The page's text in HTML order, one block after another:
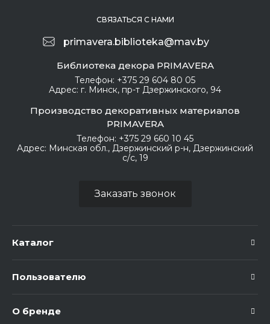
СВЯЗАТЬСЯ С НАМИ
primavera.biblioteka@mav.by
Библиотека декора PRIMAVERA
Телефон: +375 29 604 80 05
Адрес: г. Минск, пр-т Дзержинского, 94
Производство декоративных материалов
PRIMAVERA
Телефон: +375 29 660 10 45
Адрес: Минская обл., Дзержинский р-н, Дзержинский
с/с, 19
Заказать звонок
Каталог
Пользователю
О бренде